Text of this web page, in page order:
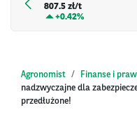
807.5 zł/t
+0.42%
Agronomist Finanse i
nadzwyczajne dla
przedłużone!